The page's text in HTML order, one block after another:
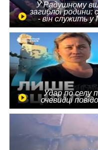
У Радушному
загиблої
- він служить у
Удар по селу
очевидці